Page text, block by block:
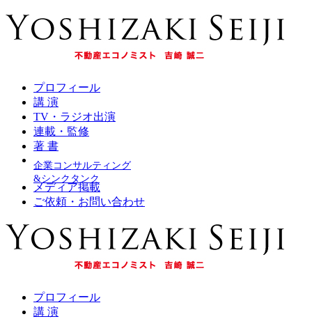
プロフィール
講 演
TV・ラジオ出演
連載・監修
著 書
企業コンサルティング
&シンクタンク
メディア掲載
ご依頼・お問い合わせ
プロフィール
講 演